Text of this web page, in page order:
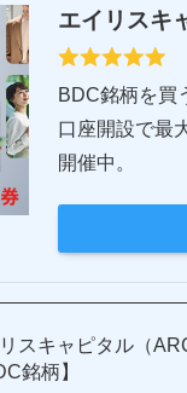
エイリスキ
BDC銘柄を買
口座開設で最
開催中。
スキャピタル（
銘柄】